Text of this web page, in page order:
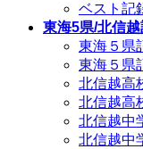
ベスト記
東海5県/北信
東海５県
東海５県
北信越高
北信越高
北信越中
北信越中